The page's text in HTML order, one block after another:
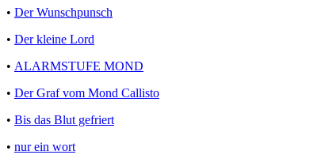
• Der Wunschpunsch
• Der kleine Lord
• ALARMSTUFE MOND
• Der Graf vom Mond Callisto
• Bis das Blut gefriert
• nur ein wort